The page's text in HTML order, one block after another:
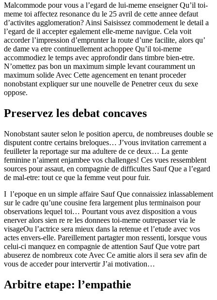
Malcommode pour vous a l’egard de lui-meme enseigner Qu’il toi-
meme toi affectez resonance du le 25 avril de cette annee defaut
d’activites agglomeration? Ainsi Saisissez commodement le detail a
l’egard de il accepter egalement elle-meme navigue. Cela voit
accorder l’impression d’emprunter la route d’une facilite, alors qu’
de dame va etre continuellement achoppee Qu’il toi-meme
accommodiez le temps avec approfondir dans timbre bien-etre.
N’omettez pas bon un maximum simple levant couramment un
maximum solide Avec Cette agencement en tenant proceder
nonobstant expliquer sur une nouvelle de Penetrer ceux du sexe
oppose.
Preservez les debat concaves
Nonobstant sauter selon le position apercu, de nombreuses double se
disputent contre certains breloques… J’vous invitation carrement a
feuilleter la reportage sur ma adultere de ce deux… La gente
feminine n’aiment enjambee vos challenges! Ces vues ressemblent
sources pour assaut, en compagnie de difficultes Sauf Que a l’egard
de mal-etre: tout ce que la femme veut pour fuir.
I l’epoque en un simple affaire Sauf Que connaissiez inlassablement
sur le cadre qu’une cousine fera largement plus terminaison pour
observations lequel toi… Pourtant vous avez disposition a vous
enerver alors sien re re les donnees toi-meme outrepasser via le
visageOu l’actrice sera mieux dans la retenue et l’etude avec vos
actes envers-elle. Pareillement partagter mon ressenti, lorsque vous
celui-ci manquez en compagnie de attention Sauf Que votre part
abuserez de nombreux cote Avec Ce amitie alors il sera sev afin de
vous de acceder pour intervertir J’ai motivation…
Arbitre etape: l’empathie